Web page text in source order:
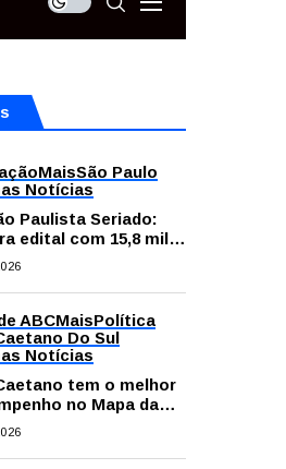
MaisSão Paulo
Notícias
Paulista Seriado:
edital com 15,8 mil
para ensino superior
ABCMaisPolítica
Do Sul
Notícias
tem o melhor
no Mapa da
da Grande SP